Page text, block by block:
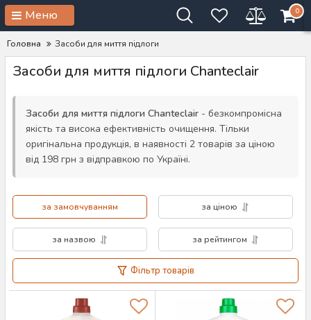
Меню 0
Головна Засоби для миття підлоги
Засоби для миття підлоги Chanteclair
Засоби для миття підлоги Chanteclair - безкомпромісна
якість та висока ефективність очищення. Тільки
оригінальна продукція, в наявності 2 товарів за ціною
від 198 грн з відправкою по Україні.
за замовчуванням за ціною
за назвою за рейтингом
Фільтр товарів